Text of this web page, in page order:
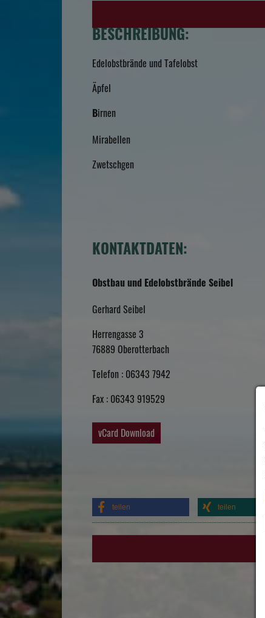
BESCHREIBUNG:
Edelobstbrände und Tafelobst
Äpfel
Birnen
Mirabellen
Zwetschgen
KONTAKTDATEN:
Obstbau und Edelobstbrände Seibel
Gerhard Seibel
Herrengasse 3
76889 Oberotterbach
Telefon : 06343 7942
Fax : 06343 919529
vCard Download
teilen teilen